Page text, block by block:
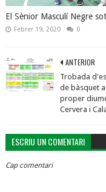
El Sènior Masculí Negre
Febrer 19, 2020 0
ANTERIOR
Trobada
de bàsquet
proper
Cervera i
ESCRIU UN COMENTARI
Cap comentari